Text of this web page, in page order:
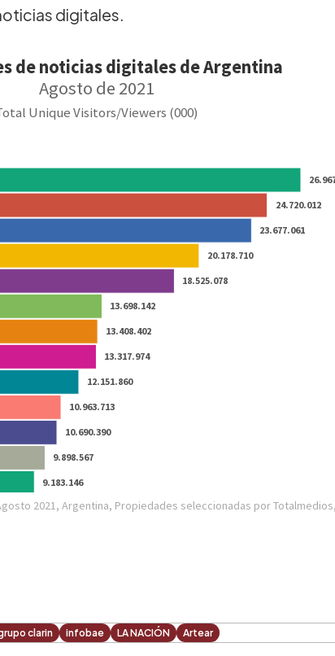
digitales.
clarin infobae LA NACIÓN Artear